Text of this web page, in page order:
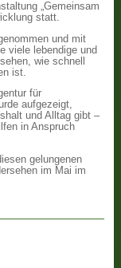
„Gemeinsam
statt.
und mit
viele lebendige und
wie schnell
ist.
für
aufgezeigt,
und Alltag gibt –
in Anspruch
gelungenen
im Mai im